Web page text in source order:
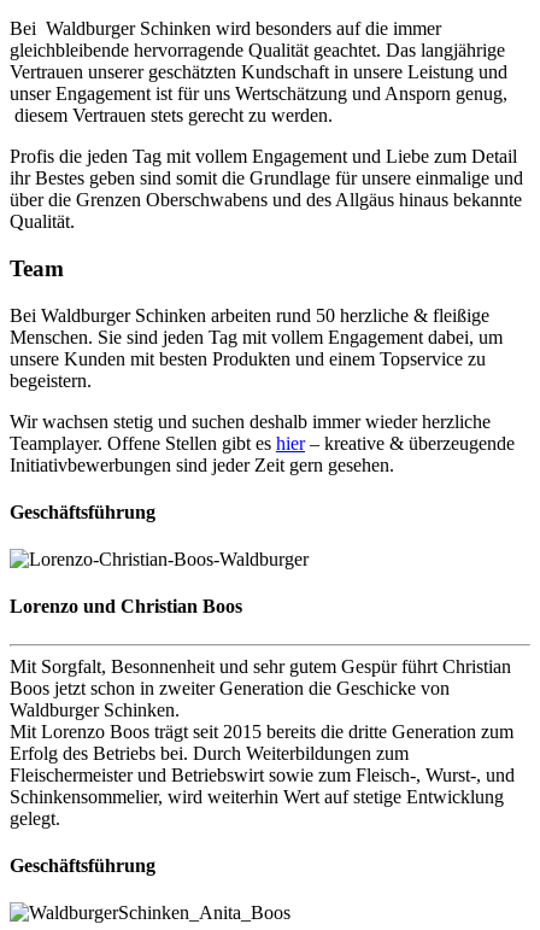
Bei Waldburger Schinken wird besonders auf die immer
gleichbleibende hervorragende Qualität geachtet. Das langjährige
Vertrauen unserer geschätzten Kundschaft in unsere Leistung und
unser Engagement ist für uns Wertschätzung und Ansporn genug,
diesem Vertrauen stets gerecht zu werden.
Profis die jeden Tag mit vollem Engagement und Liebe zum Detail
ihr Bestes geben sind somit die Grundlage für unsere einmalige und
über die Grenzen Oberschwabens und des Allgäus hinaus bekannte
Qualität.
Team
Bei Waldburger Schinken arbeiten rund 50 herzliche & fleißige
Menschen. Sie sind jeden Tag mit vollem Engagement dabei, um
unsere Kunden mit besten Produkten und einem Topservice zu
begeistern.
Wir wachsen stetig und suchen deshalb immer wieder herzliche
Teamplayer. Offene Stellen gibt es hier– kreative & überzeugende
Initiativbewerbungen sind jeder Zeit gern gesehen.
Geschäftsführung
Lorenzo und Christian Boos
Mit Sorgfalt, Besonnenheit und sehr gutem Gespür führt Christian
Boos jetzt schon in zweiter Generation die Geschicke von
Waldburger Schinken.
Mit Lorenzo Boos trägt seit 2015 bereits die dritte Generation zum
Erfolg des Betriebs bei. Durch Weiterbildungen zum
Fleischermeister und Betriebswirt sowie zum Fleisch-, Wurst-, und
Schinkensommelier, wird weiterhin Wert auf stetige Entwicklung
gelegt.
Geschäftsführung